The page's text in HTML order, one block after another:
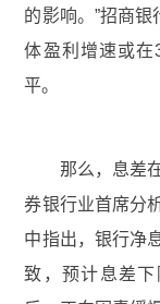
的影响。”招商
体盈利增速或在
平。
那么，息差在
券银行业首席分
中指出，银行净
致，预计息差